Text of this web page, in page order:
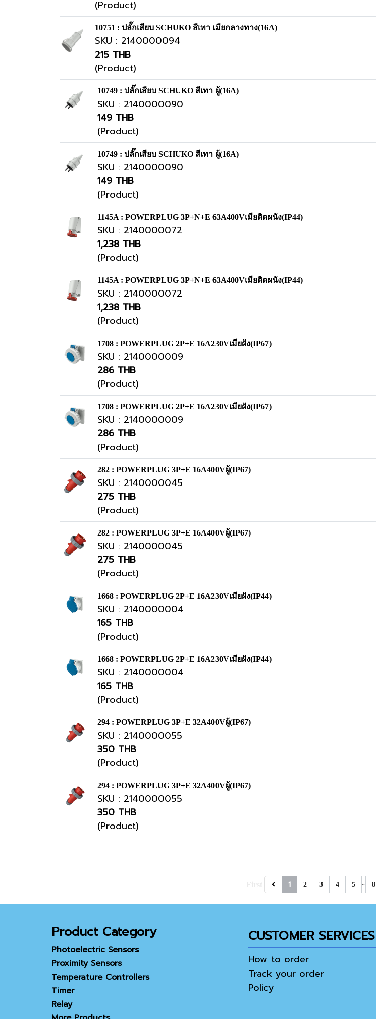
(Product)
10751 : ปลั๊กเสียบ SCHUKO สีเทา เมียกลางทาง(16A)
SKU : 2140000094
215 THB
(Product)
10749 : ปลั๊กเสียบ SCHUKO สีเทา ผู้(16A)
SKU : 2140000090
149 THB
(Product)
10749 : ปลั๊กเสียบ SCHUKO สีเทา ผู้(16A)
SKU : 2140000090
149 THB
(Product)
1145A : POWERPLUG 3P+N+E 63A400Vเมียติดผนัง(IP44)
SKU : 2140000072
1,238 THB
(Product)
1145A : POWERPLUG 3P+N+E 63A400Vเมียติดผนัง(IP44)
SKU : 2140000072
1,238 THB
(Product)
1708 : POWERPLUG 2P+E 16A230Vเมียฝัง(IP67)
SKU : 2140000009
286 THB
(Product)
1708 : POWERPLUG 2P+E 16A230Vเมียฝัง(IP67)
SKU : 2140000009
286 THB
(Product)
282 : POWERPLUG 3P+E 16A400Vผู้(IP67)
SKU : 2140000045
275 THB
(Product)
282 : POWERPLUG 3P+E 16A400Vผู้(IP67)
SKU : 2140000045
275 THB
(Product)
1668 : POWERPLUG 2P+E 16A230Vเมียฝัง(IP44)
SKU : 2140000004
165 THB
(Product)
1668 : POWERPLUG 2P+E 16A230Vเมียฝัง(IP44)
SKU : 2140000004
165 THB
(Product)
294 : POWERPLUG 3P+E 32A400Vผู้(IP67)
SKU : 2140000055
350 THB
(Product)
294 : POWERPLUG 3P+E 32A400Vผู้(IP67)
SKU : 2140000055
350 THB
(Product)
1 2 3 4 5 … 8
Product Category
Photoelectric Sensors
Proximity Sensors
Temperature Controllers
Timer
Relay
CUSTOMER SERVICES
How to order
Track your order
Policy